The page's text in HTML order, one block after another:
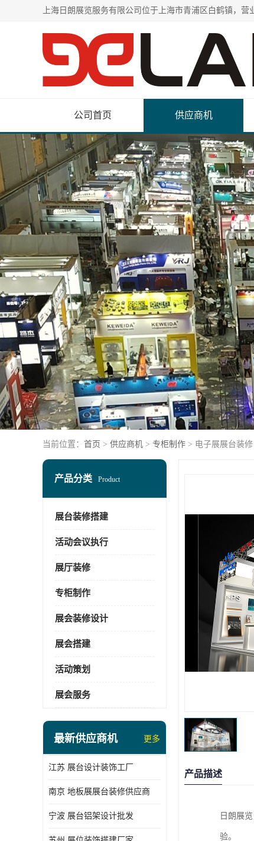
公司首页 供应商机
当前位置： 首页 > 供应商机 > 专柜制作 > 电子展展台装修
产品分类 Product
展台装修搭建
活动会议执行
展厅装修
专柜制作
展会装修设计
展会搭建
活动策划
展会服务
最新供应商机 更多
江苏 展台设计装饰工厂
南京 地板展展台装修供应商
宁波 展台铝架设计批发
产品描述
日朗展
验。